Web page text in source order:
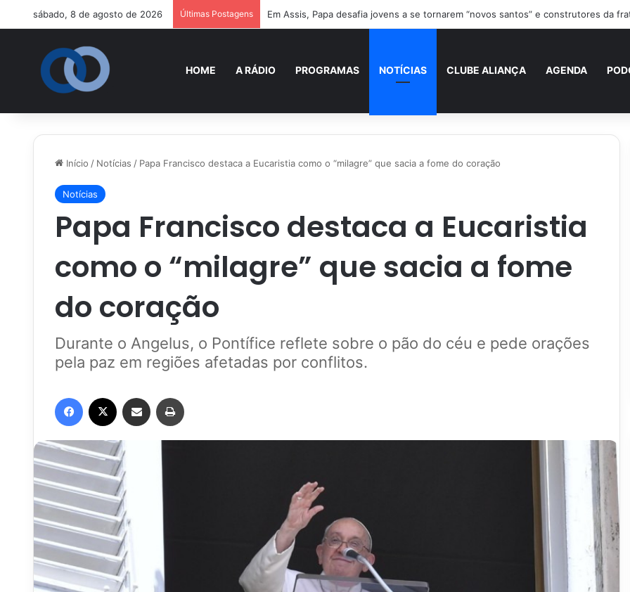
sábado, 8 de agosto de 2026 Últimas Postagens Em Assis, Papa desafia jovens a se tornarem “novos santos” e construtores da
HOME A RÁDIO PROGRAMAS NOTÍCIAS CLUBE ALIANÇA AGENDA
Início / Notícias / Papa Francisco destaca a Eucaristia como o “milagre” que sacia a fome do coração
Notícias
Papa Francisco destaca a Eucaristia
como o “milagre” que sacia a fome
do coração
Durante o Angelus, o Pontífice reflete sobre o pão do céu e pede orações
pela paz em regiões afetadas por conflitos.